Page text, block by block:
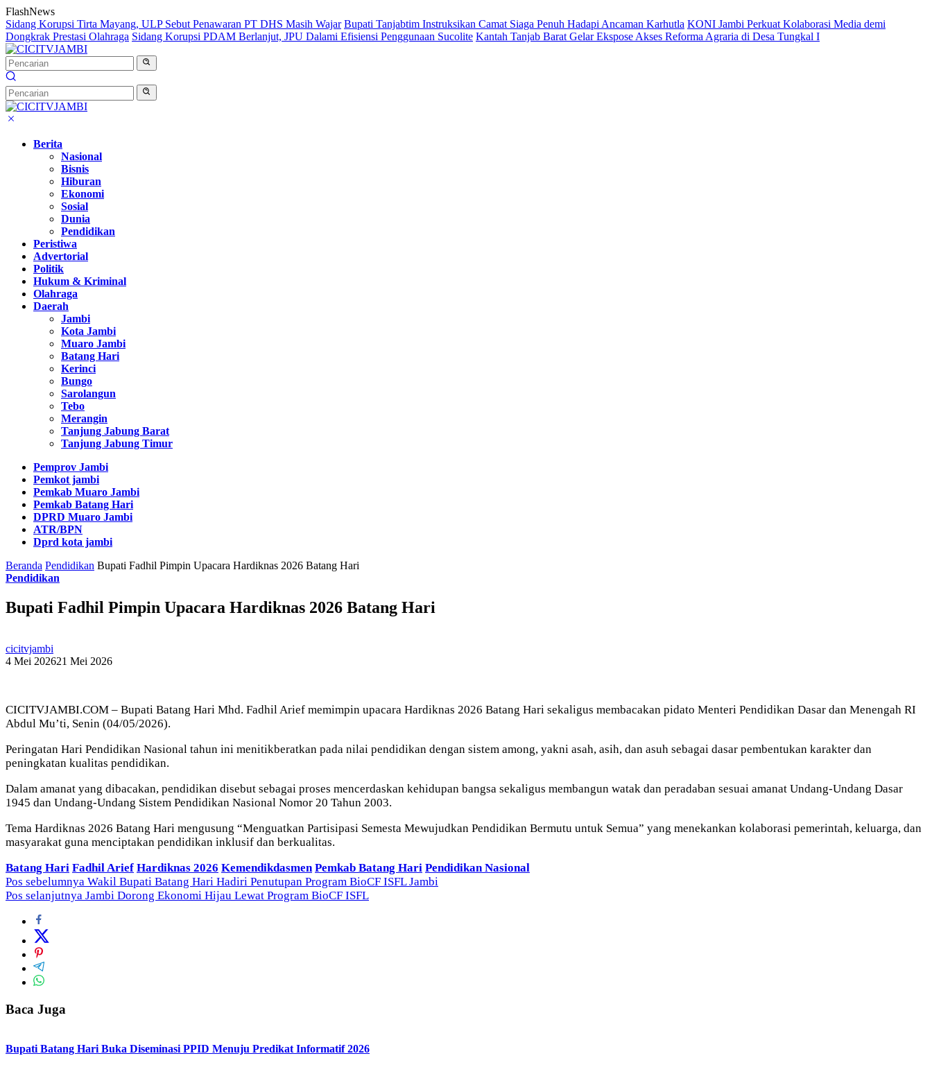
Langsung
ke
konten
FlashNews
Sidang Korupsi Tirta Mayang, ULP Sebut Penawaran PT DHS Masih Wajar Bupati Tanjabtim Instruksikan Camat Siaga Penuh Hadapi Ancaman Karhutla KONI Jambi Perkuat Kolaborasi Media demi
Dongkrak Prestasi Olahraga Sidang Korupsi PDAM Berlanjut, JPU Dalami Efisiensi Penggunaan Sucolite Kantah Tanjab Barat Gelar Ekspose Akses Reforma Agraria di Desa Tungkal I
Berita
Nasional
Bisnis
Hiburan
Ekonomi
Sosial
Dunia
Pendidikan
Peristiwa
Advertorial
Politik
Hukum & Kriminal
Olahraga
Daerah
Jambi
Kota Jambi
Muaro Jambi
Batang Hari
Kerinci
Bungo
Sarolangun
Tebo
Merangin
Tanjung Jabung Barat
Tanjung Jabung Timur
Pemprov Jambi
Pemkot jambi
Pemkab Muaro Jambi
Pemkab Batang Hari
DPRD Muaro Jambi
ATR/BPN
Dprd kota jambi
Beranda Pendidikan Bupati Fadhil Pimpin Upacara Hardiknas 2026 Batang Hari
Pendidikan
Bupati Fadhil Pimpin Upacara Hardiknas 2026 Batang Hari
cicitvjambi
4 Mei 202621 Mei 2026
CICITVJAMBI.COM – Bupati Batang Hari Mhd. Fadhil Arief memimpin upacara Hardiknas 2026 Batang Hari sekaligus membacakan pidato Menteri Pendidikan Dasar dan Menengah RI
Abdul Mu’ti, Senin (04/05/2026).
Peringatan Hari Pendidikan Nasional tahun ini menitikberatkan pada nilai pendidikan dengan sistem among, yakni asah, asih, dan asuh sebagai dasar pembentukan karakter dan
peningkatan kualitas pendidikan.
Dalam amanat yang dibacakan, pendidikan disebut sebagai proses mencerdaskan kehidupan bangsa sekaligus membangun watak dan peradaban sesuai amanat Undang-Undang Dasar
1945 dan Undang-Undang Sistem Pendidikan Nasional Nomor 20 Tahun 2003.
Tema Hardiknas 2026 Batang Hari mengusung “Menguatkan Partisipasi Semesta Mewujudkan Pendidikan Bermutu untuk Semua” yang menekankan kolaborasi pemerintah, keluarga, dan
masyarakat guna menciptakan pendidikan inklusif dan berkualitas.
Batang Hari Fadhil Arief Hardiknas 2026 Kemendikdasmen Pemkab Batang Hari Pendidikan Nasional
Navigasi
pos
Pos sebelumnya Wakil Bupati Batang Hari Hadiri Penutupan Program BioCF ISFL Jambi
Pos selanjutnya Jambi Dorong Ekonomi Hijau Lewat Program BioCF ISFL
Baca Juga
Bupati Batang Hari Buka Diseminasi PPID Menuju Predikat Informatif 2026